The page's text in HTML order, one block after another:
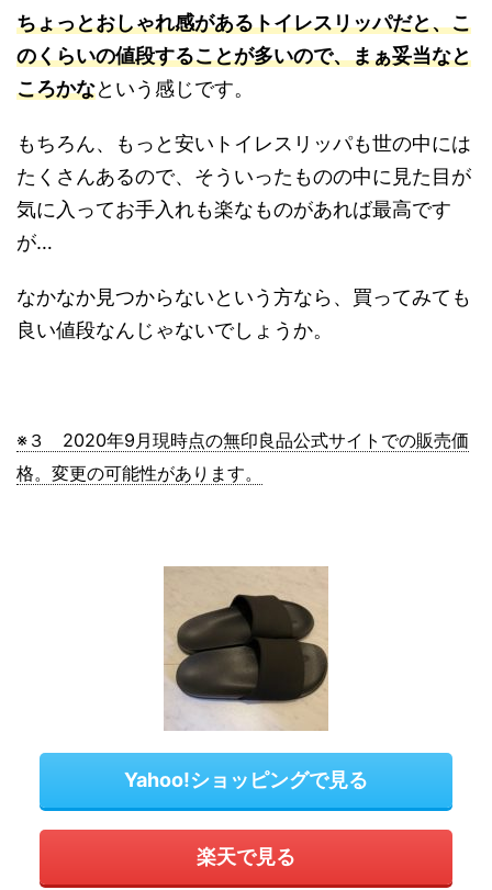
ちょっとおしゃれ感があるトイレスリッパだと、こ
のくらいの値段することが多いので、まぁ妥当なと
ころかなという感じです。
もちろん、もっと安いトイレスリッパも世の中には
たくさんあるので、そういったものの中に見た目が
気に入ってお手入れも楽なものがあれば最高です
が…
なかなか見つからないという方なら、買ってみても
良い値段なんじゃないでしょうか。
※３ 2020年9月現時点の無印良品公式サイトでの販売価
格。変更の可能性があります。
Yahoo!ショッピングで見る
楽天で見る